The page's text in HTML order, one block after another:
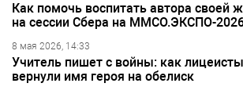
Как помочь воспитать автора своей
на сессии Сбера на ММСО.ЭКСПО-
8 мая 2026, 14:33
Учитель пишет с войны: как
вернули имя героя на обелиск